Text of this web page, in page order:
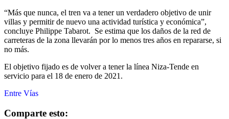
“Más que nunca, el tren va a tener un verdadero objetivo de unir
villas y permitir de nuevo una actividad turística y económica”,
concluye Philippe Tabarot. Se estima que los daños de la red de
carreteras de la zona llevarán por lo menos tres años en repararse, si
no más.
El objetivo fijado es de volver a tener la línea Niza-Tende en
servicio para el 18 de enero de 2021.
Entre Vías
Comparte esto: